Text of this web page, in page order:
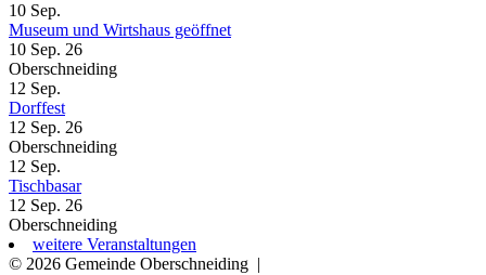
10 Sep.
Museum und Wirtshaus geöffnet
10 Sep. 26
Oberschneiding
12 Sep.
Dorffest
12 Sep. 26
Oberschneiding
12 Sep.
Tischbasar
12 Sep. 26
Oberschneiding
weitere Veranstaltungen
© 2026 Gemeinde Oberschneiding |